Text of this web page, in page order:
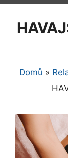
Domů »